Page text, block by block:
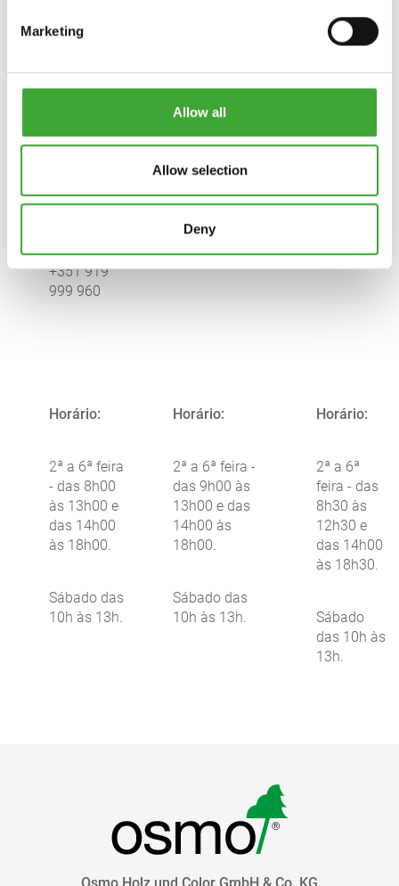
Marketing
Allow all
Allow selection
Deny
Estrada
Nacional 3,
522
Telefone:
Telemóvel:
+351 919
999 960
Camarate
808 262 808
+351
Telemóvel:+351
919 999 666
484 099
P - 4470-
034
Moreira
(Maia)
Telefone:
Telemóvel:
Horário:
2ª a 6ª feira
- das 8h00
às 13h00 e
das 14h00
às 18h00.
Sábado das
10h às 13h.
Horário:
2ª a 6ª feira -
das 9h00 às
13h00 e das
14h00 às
18h00.
Sábado das
10h às 13h.
Horário:
2ª a 6ª
feira - das
8h30 às
12h30 e
das 14h00
às 18h30.
Sábado
das 10h às
13h.